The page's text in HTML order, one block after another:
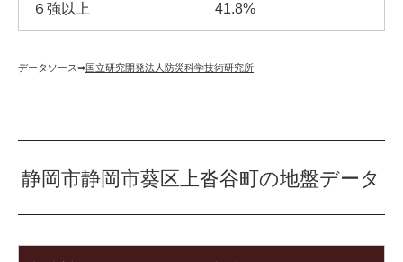
６強以上 41.8%
データソース➡︎国立研究開発法人防災科学技術研究所
静岡市静岡市葵区上沓谷町の地盤データ